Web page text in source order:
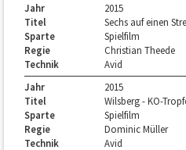
Jahr
2015
Titel
Sechs auf einen
Sparte
Spielfilm
Regie
Christian Theede
Technik
Avid
Jahr
2015
Titel
Wilsberg - KO-
Sparte
Spielfilm
Regie
Dominic Müller
Technik
Avid